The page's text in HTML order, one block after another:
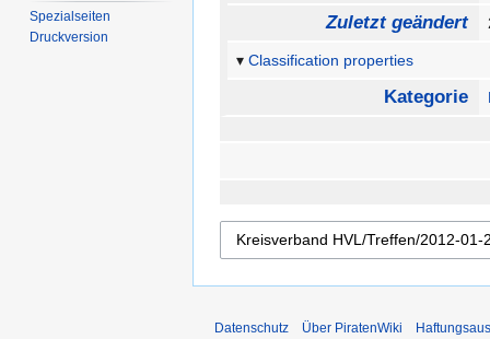
Zuletzt geändert
Classification properties
Kategorie
Spezialseiten
Druckversion
Datenschutz Über PiratenWiki